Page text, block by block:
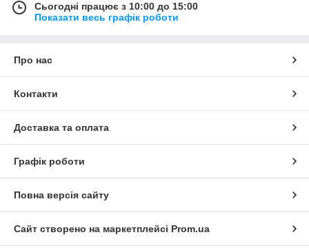
Сьогодні працює з 10:00 до 15:00
Показати весь графік роботи
Про нас
Контакти
Доставка та оплата
Графік роботи
Повна версія сайту
Сайт створено на маркетплейсі Prom.ua